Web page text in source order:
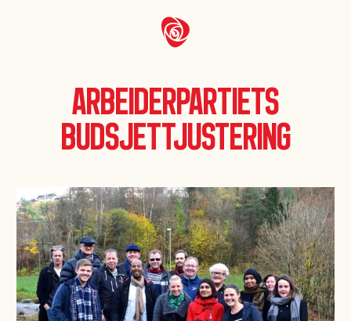
Arbeiderpartiets
budsjettjustering